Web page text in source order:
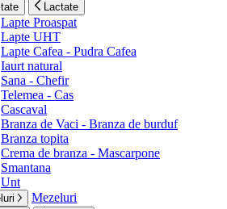
Lactate
Lapte Proaspat
Lapte UHT
Lapte Cafea - Pudra Cafea
Iaurt natural
Sana - Chefir
Telemea - Cas
Cascaval
Branza de Vaci - Branza de burduf
Branza topita
Crema de branza - Mascarpone
Smantana
Unt
Mezeluri